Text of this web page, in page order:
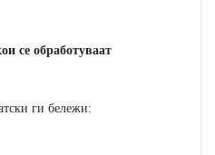
се обработуваат
ги бележи: